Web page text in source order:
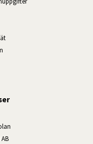
Öppnas i nytt fönster.
till annan webbplats, öppnas i
Länk till annan webbplats,
Länk till annan webbplats,